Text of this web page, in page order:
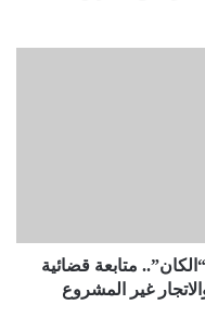
متابعة قضائية
غير المشروع